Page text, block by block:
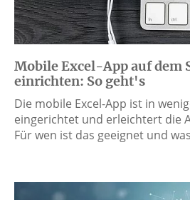
Mobile Excel-App auf dem
einrichten: So geht's
Die mobile Excel-App ist in
eingerichtet und erleichtert die
Für wen ist das geeignet und